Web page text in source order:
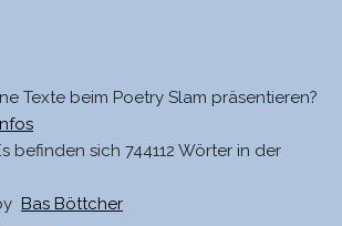
Texte beim Poetry Slam präsentieren?
befinden sich 744112 Wörter in der
Bas Böttcher